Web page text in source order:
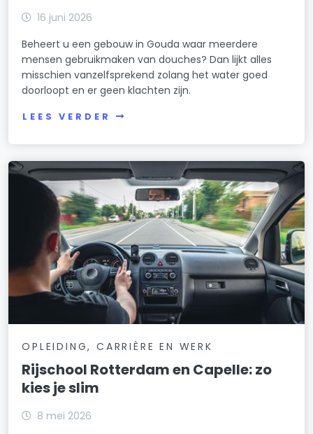
16 juni 2026
Beheert u een gebouw in Gouda waar meerdere
mensen gebruikmaken van douches? Dan lijkt alles
misschien vanzelfsprekend zolang het water goed
doorloopt en er geen klachten zijn.
LEES VERDER
OPLEIDING, CARRIÈRE EN WERK
Rijschool Rotterdam en Capelle: zo
kies je slim
8 mei 2026